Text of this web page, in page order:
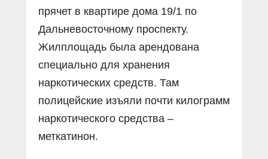
прячет в квартире дома 19/1 по
Дальневосточному проспекту.
Жилплощадь была арендована
специально для хранения
наркотических средств. Там
полицейские изъяли почти килограмм
наркотического средства –
меткатинон.